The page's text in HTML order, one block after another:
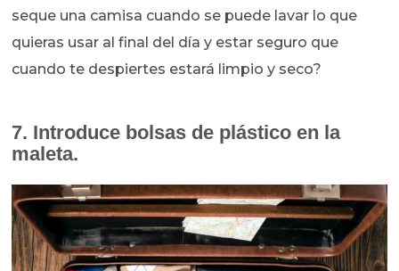
seque una camisa cuando se puede lavar lo que
quieras usar al final del día y estar seguro que
cuando te despiertes estará limpio y seco?
7. Introduce bolsas de plástico en la
maleta.